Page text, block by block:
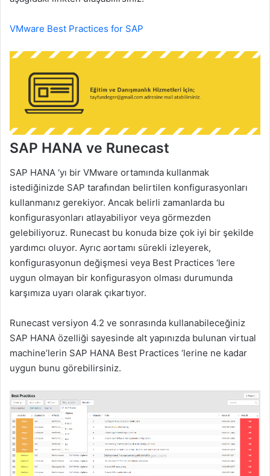
VMware Best Practices for SAP
SAP HANA ve Runecast
SAP HANA ‘yı bir VMware ortamında kullanmak
istediğinizde SAP tarafından belirtilen konfigurasyonları
kullanmanız gerekiyor. Ancak belirli zamanlarda bu
konfigurasyonları atlayabiliyor veya görmezden
gelebiliyoruz. Runecast bu konuda bize çok iyi bir şekilde
yardımcı oluyor. Ayrıc aortamı sürekli izleyerek,
konfigurasyonun değişmesi veya Best Practices ‘lere
uygun olmayan bir konfigurasyon olması durumunda
karşımıza uyarı olarak çıkartıyor.
Runecast versiyon 4.2 ve sonrasında kullanabileceğiniz
SAP HANA özelliği sayesinde alt yapınızda bulunan virtual
machine’lerin SAP HANA Best Practices ‘lerine ne kadar
uygun bunu görebilirsiniz.